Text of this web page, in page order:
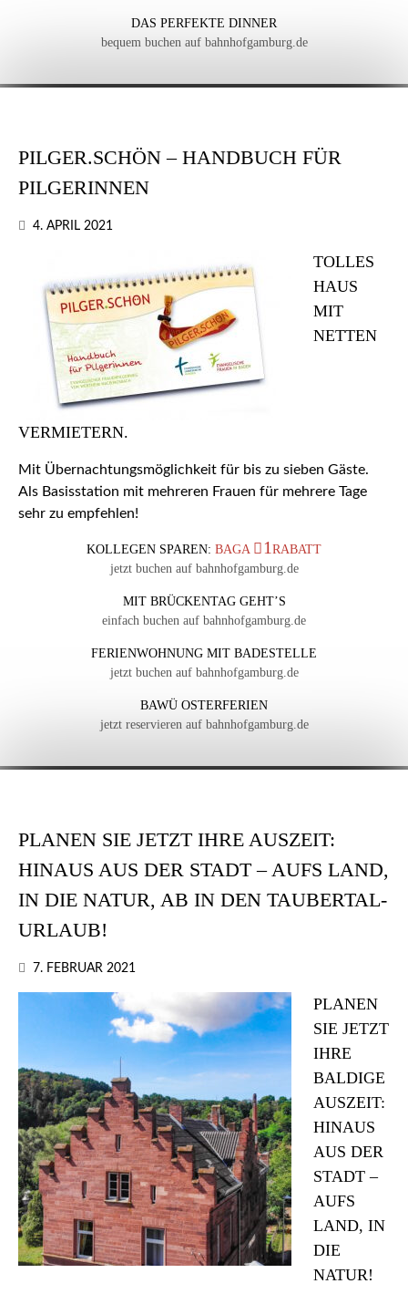
DAS PERFEKTE DINNER
bequem buchen auf bahnhofgamburg.de
PILGER.SCHÖN – HANDBUCH FÜR
PILGERINNEN
4. APRIL 2021
TOLLES
HAUS
MIT
NETTEN
VERMIETERN.
Mit Übernachtungsmöglichkeit für bis zu sieben Gäste.
Als Basisstation mit mehreren Frauen für mehrere Tage
sehr zu empfehlen!
KOLLEGEN SPAREN:BAGA 1 RABATT
jetzt buchen auf bahnhofgamburg.de
MIT BRÜCKENTAG GEHT’S
einfach buchen auf bahnhofgamburg.de
FERIENWOHNUNG MIT BADESTELLE
jetzt buchen auf bahnhofgamburg.de
BAWÜ OSTERFERIEN
jetzt reservieren auf bahnhofgamburg.de
PLANEN SIE JETZT IHRE AUSZEIT:
HINAUS AUS DER STADT – AUFS LAND,
IN DIE NATUR, AB IN DEN TAUBERTAL-
URLAUB!
7. FEBRUAR 2021
PLANEN
SIE JETZT
IHRE
BALDIGE
AUSZEIT:
HINAUS
AUS DER
STADT –
AUFS
LAND, IN
DIE
NATUR!